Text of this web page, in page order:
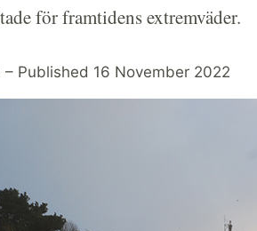
för framtidens extremväder.
Published 16 November 2022